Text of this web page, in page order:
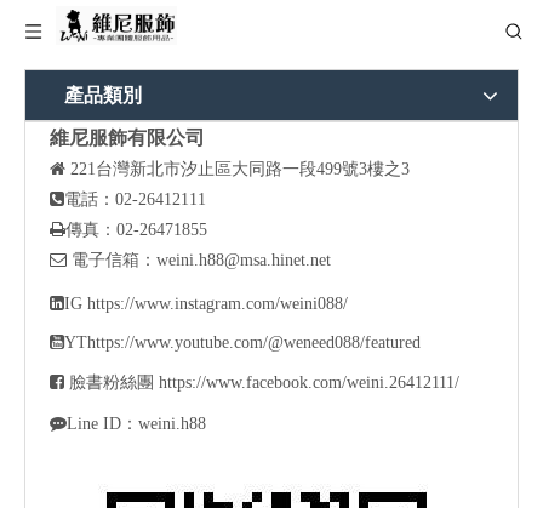
產品類別
維尼服飾有限公司
 221台灣新北市汐止區大同路一段499號3樓之3
電話：02-26412111
傳真：02-26471855
 電子信箱： weini.h88@msa.hinet.net
IG https://www.instagram.com/weini088/
YThttps://www.youtube.com/@weneed088/featured
 臉書粉絲團 https://www.facebook.com/weini.26412111/
Line ID：weini.h88